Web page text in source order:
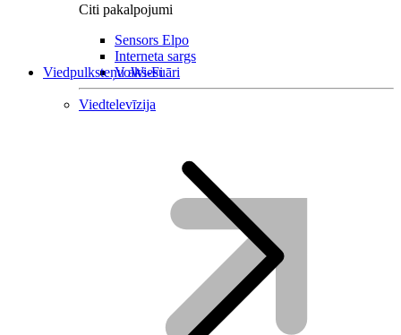
Citi pakalpojumi
Sensors Elpo
Interneta sargs
VoWi-Fi
Viedtelevīzija
Viedpulksteņu aksesuāri